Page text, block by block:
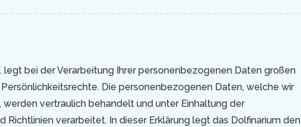
legt bei der Verarbeitung Ihrer personenbezogenen Daten großen
Die personenbezogenen Daten, welche wir
vertraulich behandelt und unter Einhaltung der
Richtlinien verarbeitet. In dieser Erklärung legt das Dolfinarium den